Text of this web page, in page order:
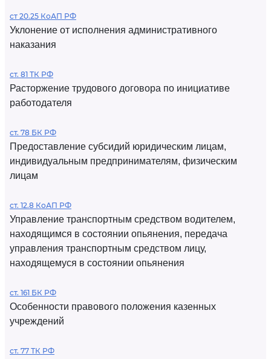
ст 20.25 КоАП РФ
Уклонение от исполнения административного
наказания
ст. 81 ТК РФ
Расторжение трудового договора по инициативе
работодателя
ст. 78 БК РФ
Предоставление субсидий юридическим лицам,
индивидуальным предпринимателям, физическим
лицам
ст. 12.8 КоАП РФ
Управление транспортным средством водителем,
находящимся в состоянии опьянения, передача
управления транспортным средством лицу,
находящемуся в состоянии опьянения
ст. 161 БК РФ
Особенности правового положения казенных
учреждений
ст. 77 ТК РФ